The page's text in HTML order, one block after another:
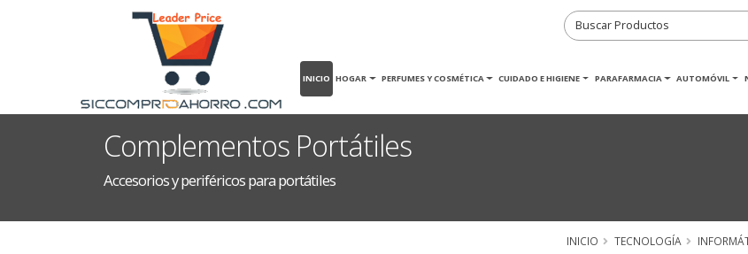
INICIO HOGAR PERFUMES Y COSMÉTICA CUIDADO E HIGIENE PARAFARMACIA AUTOMÓVIL
Complementos Portátiles
Accesorios y periféricos para portátiles
INICIO TECNOLOGÍA